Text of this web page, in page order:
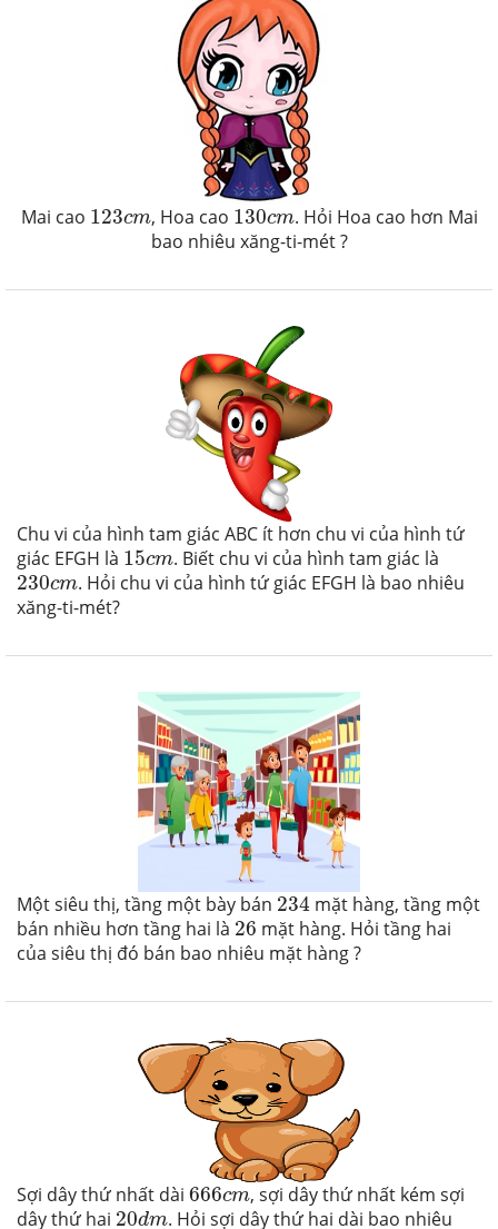
Mai cao 123cm
123cm, Hoa cao 130cm
130cm. Hỏi Hoa cao hơn Mai
bao nhiêu xăng-ti-mét ?
Chu vi của hình tam giác ABC ít hơn chu vi của hình tứ
giác EFGH là 15cm
15cm. Biết chu vi của hình tam giác là
230cm
230cm. Hỏi chu vi của hình tứ giác EFGH là bao nhiêu
xăng-ti-mét?
Một siêu thị, tầng một bày bán 234
234mặt hàng, tầng một
bán nhiều hơn tầng hai là 26
26mặt hàng. Hỏi tầng hai
của siêu thị đó bán bao nhiêu mặt hàng ?
Sợi dây thứ nhất dài 666cm
666cm, sợi dây thứ nhất kém sợi
dây thứ hai 20dm
20dm. Hỏi sợi dây thứ hai dài bao nhiêu